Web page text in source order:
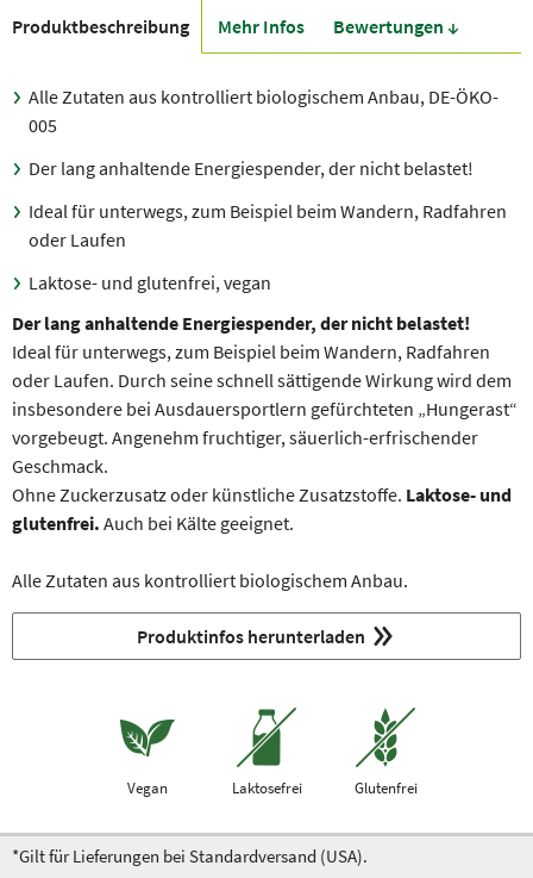
Produkt­beschreibung Mehr Infos Bewer­tungen ↓
Alle Zutaten aus kontrolliert biologischem Anbau, DE-ÖKO-
005
Der lang anhaltende Energiespender, der nicht belastet!
Ideal für unterwegs, zum Beispiel beim Wandern, Radfahren
oder Laufen
Laktose- und glutenfrei, vegan
Der lang anhaltende Energiespender, der nicht belastet!
Ideal für unterwegs, zum Beispiel beim Wandern, Radfahren
oder Laufen. Durch seine schnell sättigende Wirkung wird dem
insbesondere bei Ausdauersportlern gefürchteten „Hungerast“
vorgebeugt. Angenehm fruchtiger, säuerlich-erfrischender
Geschmack.
Ohne Zuckerzusatz oder künstliche Zusatzstoffe. Laktose- und
glutenfrei. Auch bei Kälte geeignet.
Alle Zutaten aus kontrolliert biologischem Anbau.
Produktinfos herunterladen
Vegan Laktosefrei Glutenfrei
*Gilt für Lieferungen bei Standardversand (USA).